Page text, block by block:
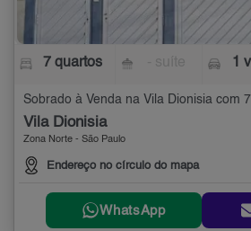
7 quartos 1
Sobrado à Venda na Vila Dionisia com
Vila Dionisia
Zona Norte - São Paulo
Endereço no círculo do mapa
WhatsApp